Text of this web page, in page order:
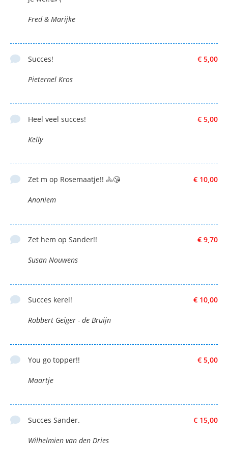
Fred & Marijke
€ 5,00
Succes!
Pieternel Kros
€ 5,00
Heel veel succes!
Kelly
€ 10,00
Zet m op Rosemaatje!! 🚴😘
Anoniem
€ 9,70
Zet hem op Sander!!
Susan Nouwens
€ 10,00
Succes kerel!
Robbert Geiger - de Bruijn
€ 5,00
You go topper!!
Maartje
€ 15,00
Succes Sander.
Wilhelmien van den Dries